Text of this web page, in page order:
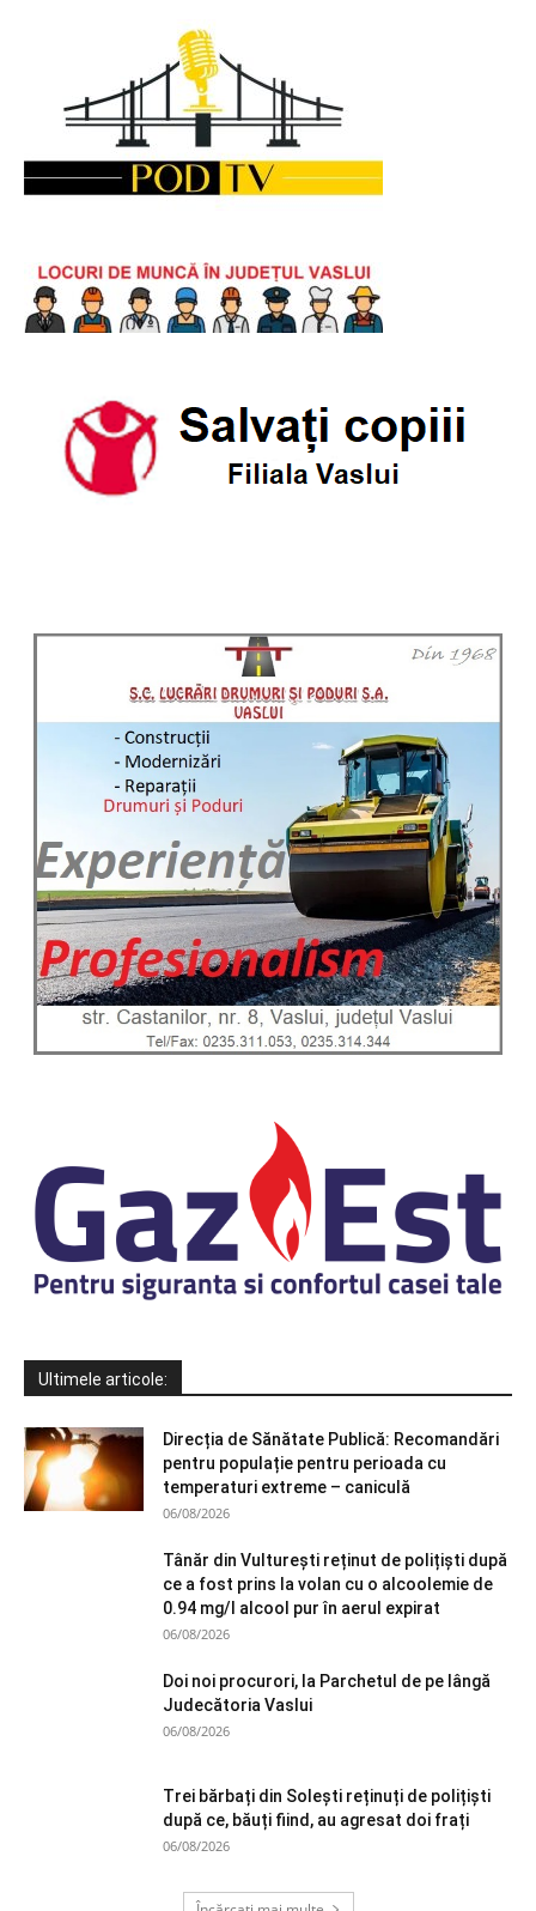
Ultimele articole:
Direcția de Sănătate Publică: Recomandări
pentru populație pentru perioada cu
temperaturi extreme – caniculă
06/08/2026
Tânăr din Vulturești reținut de polițiști după
ce a fost prins la volan cu o alcoolemie de
0.94 mg/l alcool pur în aerul expirat
06/08/2026
Doi noi procurori, la Parchetul de pe lângă
Judecătoria Vaslui
06/08/2026
Trei bărbați din Solești reținuți de polițiști
după ce, băuți fiind, au agresat doi frați
06/08/2026